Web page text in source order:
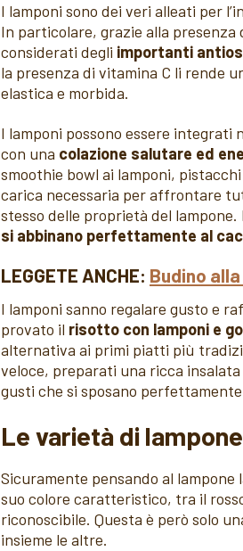
I lamponi sono dei veri alleati per
In particolare, grazie alla
considerati degli importanti
la presenza di vitamina C li rende
elastica e morbida.
I lamponi possono essere
con una colazione salutare ed
smoothie bowl ai lamponi,
carica necessaria per affrontare
stesso delle proprietà del
si abbinano perfettamente al
LEGGETE ANCHE: Budino
I lamponi sanno regalare gusto e
provato il risotto con lamponi e
alternativa ai primi piatti più
veloce, preparati una ricca
gusti che si sposano
Le varietà di lampone
Sicuramente pensando al lampone
suo colore caratteristico, tra il
riconoscibile. Questa è però solo
insieme le altre.